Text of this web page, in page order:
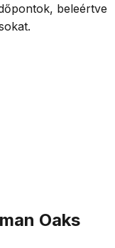
beleértve
Oaks